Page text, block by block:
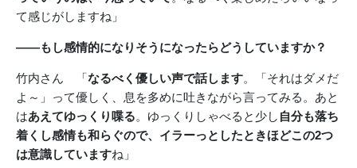
て感じがしますね」
――もし感情的になりそうになったらどうしていますか？
竹内さん 「なるべく優しい声で話します。「それはダメだ
よ～」って優しく、息を多めに吐きながら言ってみる。あと
はあえてゆっくり喋る。ゆっくりしゃべると少し 自分も落ち
着くし感情も和らぐので、イラーっとしたときほどこの2つ
は意識していますね」